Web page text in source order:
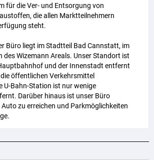
für die Ver- und Entsorgung von
die allen Marktteilnehmern
steht.
Büro liegt im Stadtteil Bad Cannstatt, im
des Wizemann Areals. Unser Standort ist
und der Innenstadt entfernt
öffentlichen Verkehrsmittel
U-Bahn-Station ist nur wenige
Darüber hinaus ist unser Büro
zu erreichen und Parkmöglichkeiten